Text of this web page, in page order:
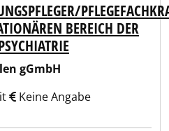
BEREICH DER
gGmbH
Keine Angabe